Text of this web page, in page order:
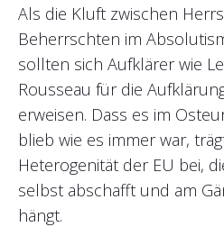
Als die Kluft zwischen
Beherrschten im
sollten sich Aufklärer wie
Rousseau für die
erweisen. Dass es im
blieb wie es immer war,
Heterogenität der EU bei,
selbst abschafft und am
hängt.